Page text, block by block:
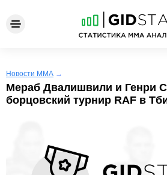
Новости ММА →
Мераб Двалишвили и Генри
борцовский турнир RAF в